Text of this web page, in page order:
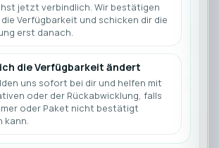
jetzt verbindlich. Wir bestätigen
Verfügbarkeit und schicken dir die
erst danach.
die Verfügbarkeit ändert
uns sofort bei dir und helfen mit
oder der Rückabwicklung, falls
oder Paket nicht bestätigt
kann.